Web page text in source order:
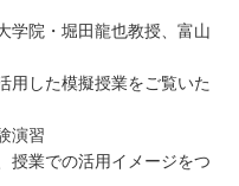
学院・堀田龍也教授、富山
用した模擬授業をご覧いた
演習
授業での活用イメージをつ